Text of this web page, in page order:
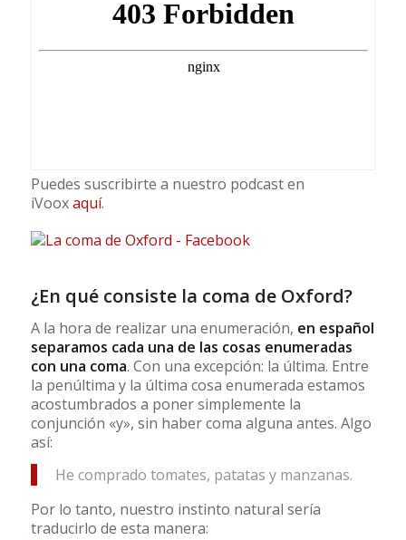
Puedes suscribirte a nuestro podcast en
iVooxaquí.
¿En qué consiste la coma de Oxford?
A la hora de realizar una enumeración, en español
separamos cada una de las cosas enumeradas
con una coma. Con una excepción: la última. Entre
la penúltima y la última cosa enumerada estamos
acostumbrados a poner simplemente la
conjunción «y», sin haber coma alguna antes. Algo
así:
He comprado tomates, patatas y manzanas.
Por lo tanto, nuestro instinto natural sería
traducirlo de esta manera: